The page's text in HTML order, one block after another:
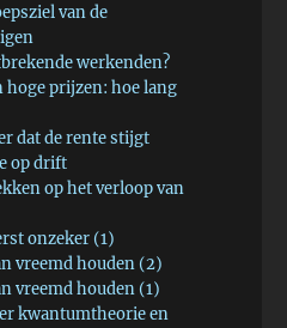
van de
werkenden?
hoge prijzen: hoe lang
dat de rente stijgt
op drift
op het verloop van
onzeker (1)
vreemd houden (2)
vreemd houden (1)
kwantumtheorie en